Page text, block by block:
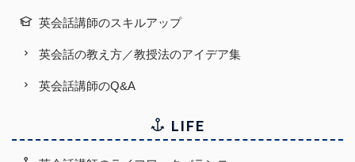
英会話講師のスキルアップ
英会話の教え方／教授法のアイデア集
英会話講師のQ&A
LIFE